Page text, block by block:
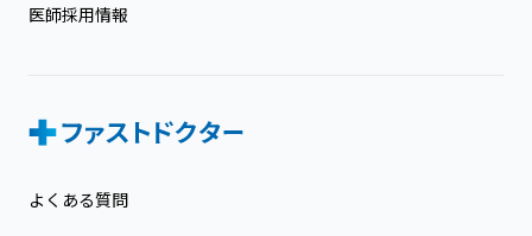
医師採用情報
よくある質問